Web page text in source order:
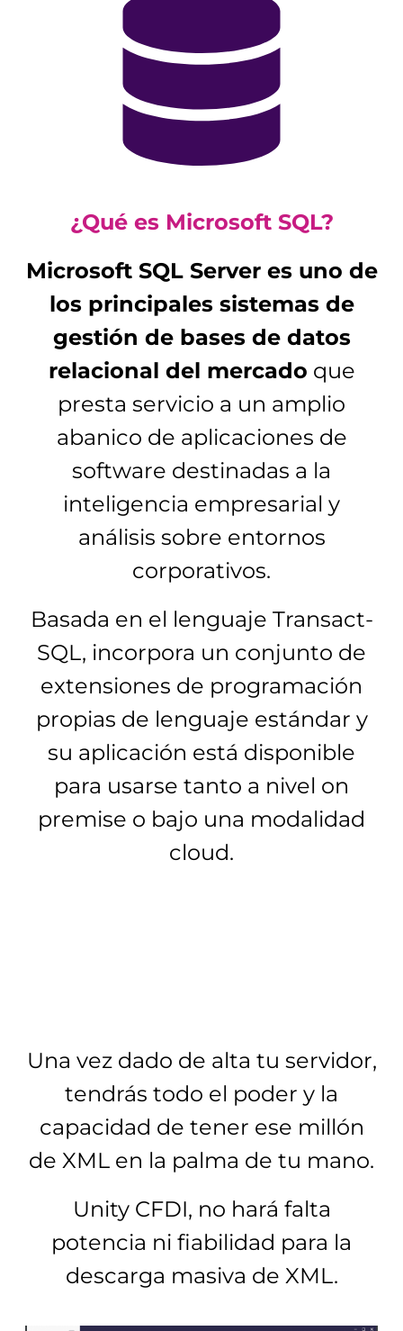
¿Qué es Microsoft SQL?
Microsoft SQL Server es uno de
los principales sistemas de
gestión de bases de datos
relacional del mercado que
presta servicio a un amplio
abanico de aplicaciones de
software destinadas a la
inteligencia empresarial y
análisis sobre entornos
corporativos.
Basada en el lenguaje Transact-
SQL, incorpora un conjunto de
extensiones de programación
propias de lenguaje estándar y
su aplicación está disponible
para usarse tanto a nivel on
premise o bajo una modalidad
cloud.
Una vez dado de alta tu servidor,
tendrás todo el poder y la
capacidad de tener ese millón
de XML en la palma de tu mano.
Unity CFDI, no hará falta
potencia ni fiabilidad para la
descarga masiva de XML.